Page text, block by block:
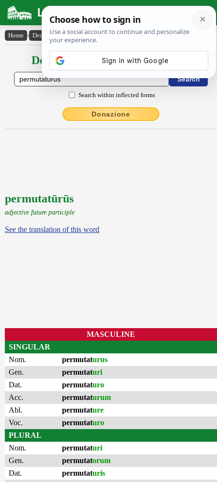
Latin Dictionary
Home › Declensions / Conjugations › permutatūrūs
Declensions / Conjugations latin
Search within inflected forms
Donazione
permutatūrūs
adjective future participle
See the translation of this word
MASCULINE
SINGULAR
Nom.
permutaturus
Gen.
permutaturi
Dat.
permutaturo
Acc.
permutaturum
Abl.
permutature
Voc.
permutaturo
PLURAL
Nom.
permutaturi
Gen.
permutatorum
Dat.
permutaturis